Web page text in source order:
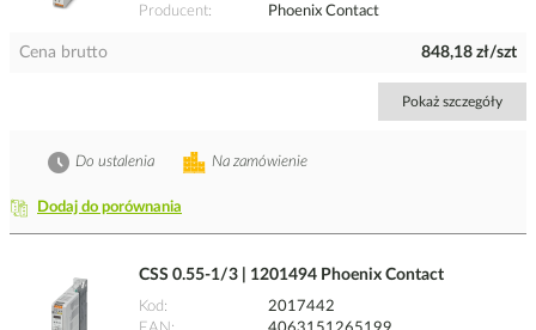
Producent
Phoenix Contact
Cena brutto 848,18 zł/szt
Pokaż szczegóły
Dodaj do porównania
Na zamówienie
Do ustalenia
CSS 0.55-1/3 | 1201494 Phoenix Contact
Kod
2017442